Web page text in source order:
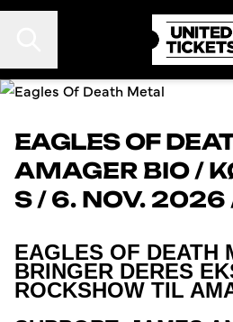
FAN TO
EAGLES OF
AMAGER BIO /
S / 6. NOV.
EAGLES OF DEATH
BRINGER DERES
ROCKSHOW TIL